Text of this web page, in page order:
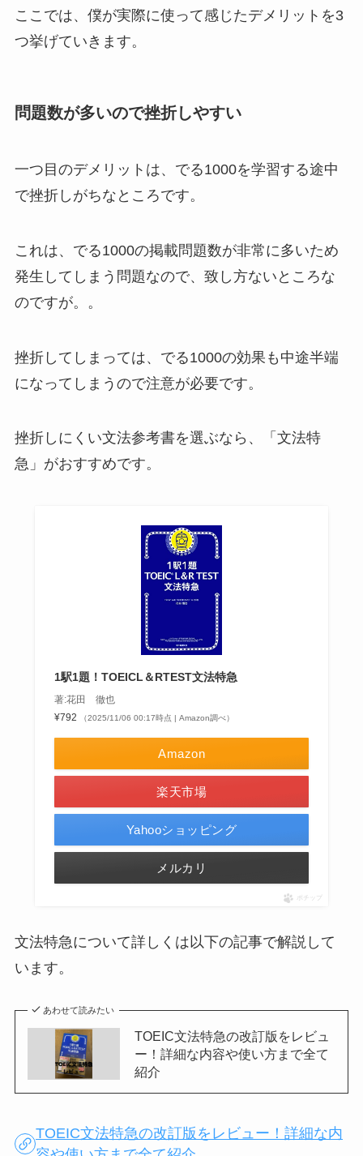
ここでは、僕が実際に使って感じたデメリットを3
つ挙げていきます。
問題数が多いので挫折しやすい
一つ目のデメリットは、でる1000を学習する途中
で挫折しがちなところです。
これは、でる1000の掲載問題数が非常に多いため
発生してしまう問題なので、致し方ないところな
のですが。。
挫折してしまっては、でる1000の効果も中途半端
になってしまうので注意が必要です。
挫折しにくい文法参考書を選ぶなら、「文法特
急」がおすすめです。
1駅1題！TOEICL＆RTEST文法特急
著:花田 徹也
¥792
（2025/11/06 00:17時点 | Amazon調べ）
Amazon
楽天市場
Yahooショッピング
メルカリ
ポチップ
文法特急について詳しくは以下の記事で解説して
います。
あわせて読みたい
TOEIC文法特急の改訂版をレビュ
ー！詳細な内容や使い方まで全て
紹介
TOEIC文法特急の改訂版をレビュー！詳細な内